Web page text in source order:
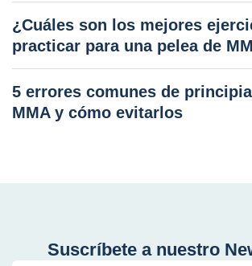
¿Cuáles son los mejores
practicar para una pelea de
5 errores comunes de
MMA y cómo evitarlos
Suscríbete a nuestro